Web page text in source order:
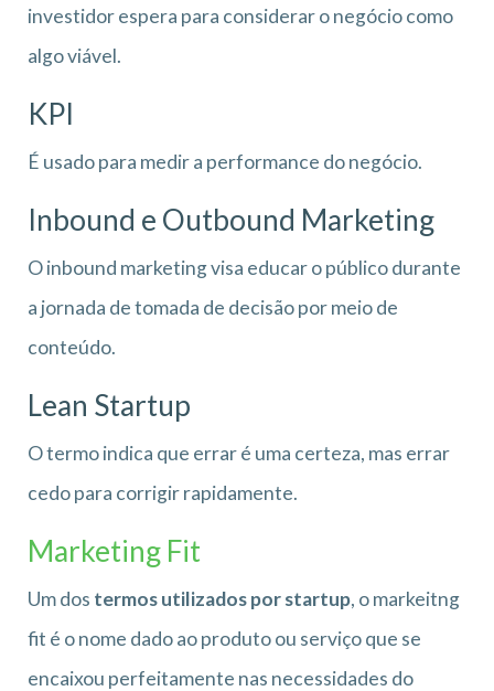
investidor espera para considerar o negócio como
algo viável.
KPI
É usado para medir a performance do negócio.
Inbound e Outbound Marketing
O inbound marketing visa educar o público durante
a jornada de tomada de decisão por meio de
conteúdo.
Lean Startup
O termo indica que errar é uma certeza, mas errar
cedo para corrigir rapidamente.
Marketing Fit
Um dos termos utilizados por startup, o markeitng
fit é o nome dado ao produto ou serviço que se
encaixou perfeitamente nas necessidades do